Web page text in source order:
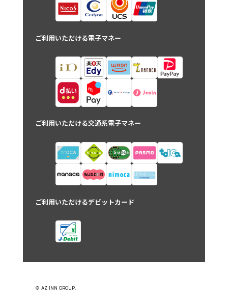
ご利用いただける電子マネー
ご利用いただける交通系電子マネー
ご利用いただけるデビットカード
© AZ INN GROUP.